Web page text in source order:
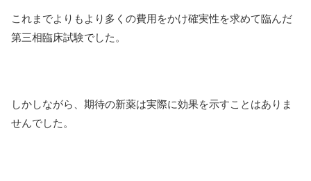
これまでよりもより多くの費用をかけ確実性を求めて臨んだ
第三相臨床試験でした。
しかしながら、期待の新薬は実際に効果を示すことはありま
せんでした。